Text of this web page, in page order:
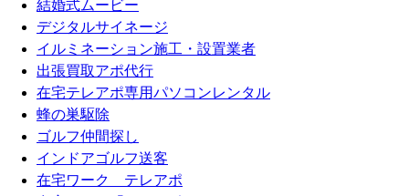
結婚式ムービー
デジタルサイネージ
イルミネーション施工・設置業者
出張買取アポ代行
在宅テレアポ専用パソコンレンタル
蜂の巣駆除
ゴルフ仲間探し
インドアゴルフ送客
在宅ワーク テレアポ